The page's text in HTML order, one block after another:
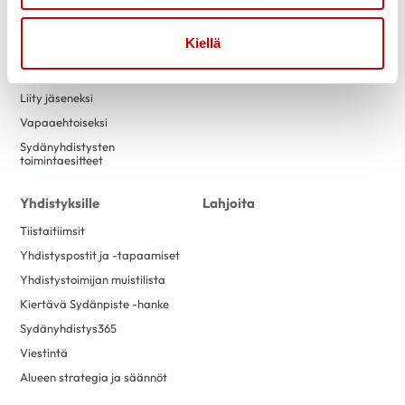
Kiellä
Tapahtumakalenteri
mittaustoiminta
Liity jäseneksi
Vapaaehtoiseksi
Sydänyhdistysten
toimintaesitteet
Laskutustiedot
Yritysyhteistyö
Yhdistyksille
Tiistaitiimsit
Yhdistyspostit ja -tapaamiset
Yhdistystoimijan muistilista
Kiertävä Sydänpiste -hanke
Sydänyhdistys365
Viestintä
Alueen strategia ja säännöt
Lahjoita